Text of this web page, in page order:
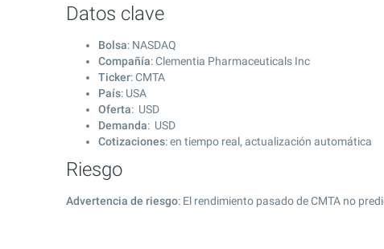
Datos clave
Bolsa: NASDAQ
Compañía: Clementia Pharmaceuticals Inc
Ticker: CMTA
País: USA
Oferta: USD
Demanda: USD
Cotizaciones: en tiempo real, actualización automática
Riesgo
Advertencia de riesgo: El rendimiento pasado de CMTA no